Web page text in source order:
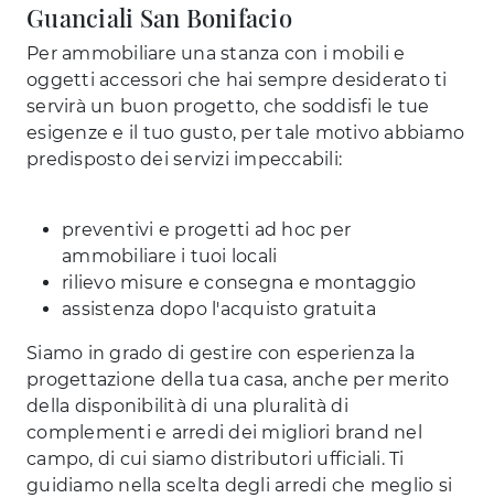
Guanciali San Bonifacio
Per ammobiliare una stanza con i mobili e
oggetti accessori che hai sempre desiderato ti
servirà un buon progetto, che soddisfi le tue
esigenze e il tuo gusto, per tale motivo abbiamo
predisposto dei servizi impeccabili:
preventivi e progetti ad hoc per
ammobiliare i tuoi locali
rilievo misure e consegna e montaggio
assistenza dopo l'acquisto gratuita
Siamo in grado di gestire con esperienza la
progettazione della tua casa, anche per merito
della disponibilità di una pluralità di
complementi e arredi dei migliori brand nel
campo, di cui siamo distributori ufficiali. Ti
guidiamo nella scelta degli arredi che meglio si